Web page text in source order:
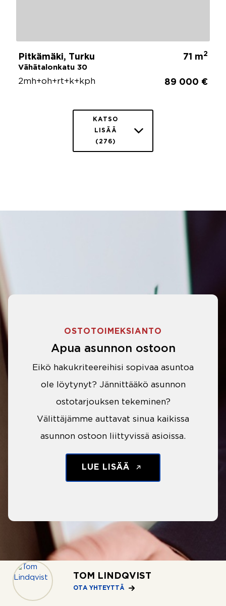
TOM LINDQVIST
OTA YHTEYTTÄ
Pitkämäki, Turku
Vähätalonkatu 30
71 m2
2mh+oh+rt+k+kph 89 000 €
KATSO
LISÄÄ
(276)
OSTOTOIMEKSIANTO
Apua asunnon ostoon
Eikö hakukriteereihisi sopivaa asuntoa
ole löytynyt? Jännittääkö asunnon
ostotarjouksen tekeminen?
Välittäjämme auttavat sinua kaikissa
asunnon ostoon liittyvissä asioissa.
LUE LISÄÄ